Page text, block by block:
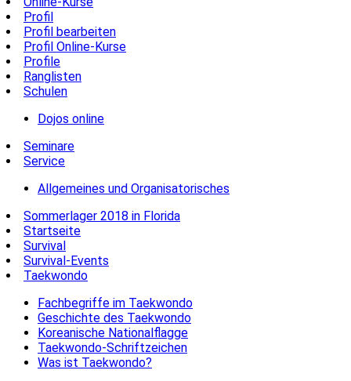
Profil
Profil bearbeiten
Profil Online-Kurse
Profile
Ranglisten
Schulen
Dojos online
Seminare
Service
Allgemeines und Organisatorisches
Sommerlager 2018 in Florida
Startseite
Survival
Survival-Events
Taekwondo
Fachbegriffe im Taekwondo
Geschichte des Taekwondo
Koreanische Nationalflagge
Taekwondo-Schriftzeichen
Was ist Taekwondo?